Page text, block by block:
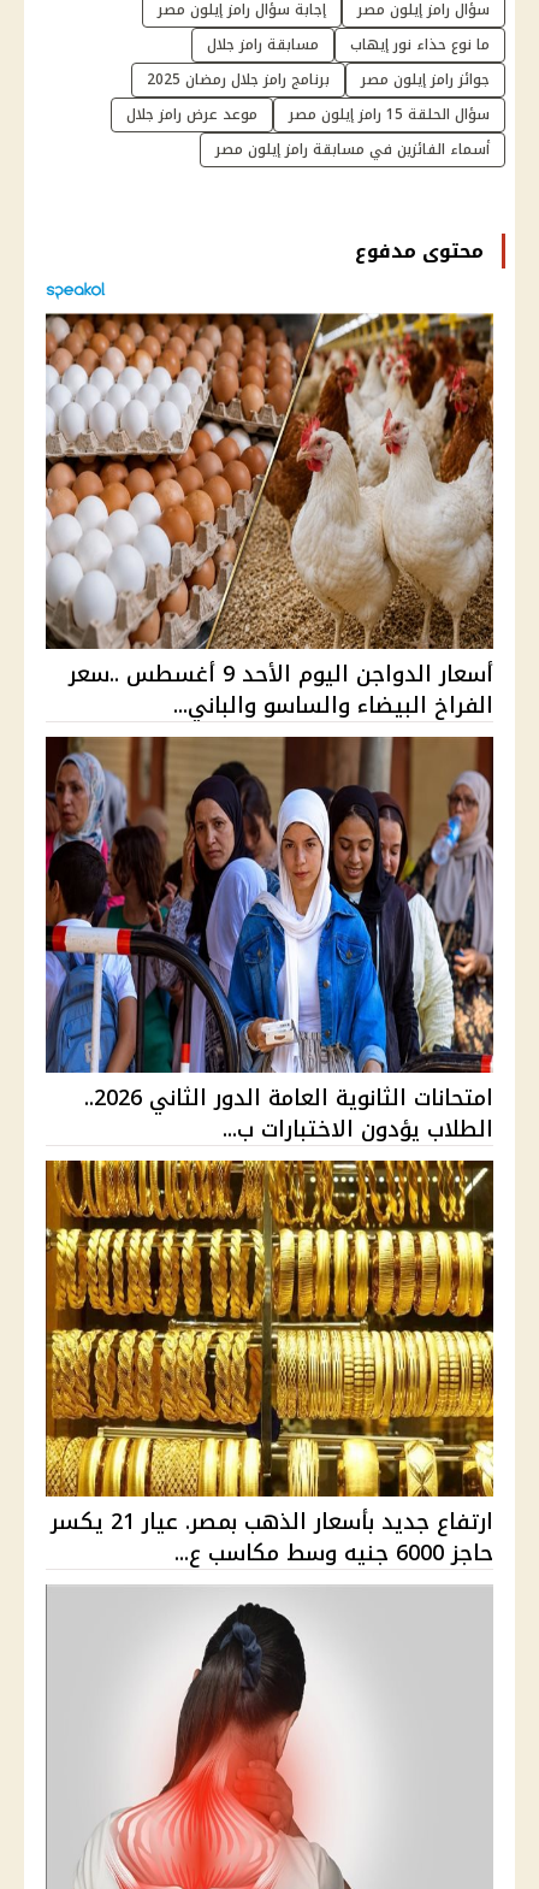
سؤال رامز إيلون مصر
إجابة سؤال رامز إيلون مصر
ما نوع حذاء نور إيهاب
مسابقة رامز جلال
جوائز رامز إيلون مصر
برنامج رامز جلال رمضان 2025
سؤال الحلقة 15 رامز إيلون مصر
موعد عرض رامز جلال
أسماء الفائزين في مسابقة رامز إيلون مصر
محتوى مدفوع
أسعار الدواجن اليوم الأحد 9 أغسطس ..سعر
الفراخ البيضاء والساسو والباني...
امتحانات الثانوية العامة الدور الثاني 2026..
الطلاب يؤدون الاختبارات ب...
ارتفاع جديد بأسعار الذهب بمصر. عيار 21 يكسر
حاجز 6000 جنيه وسط مكاسب ع...